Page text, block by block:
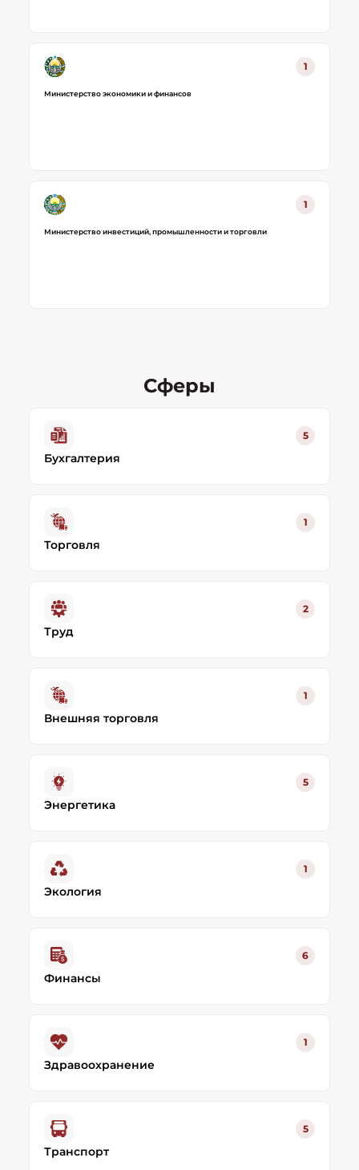
1
Министерство экономики и финансов
1
Министерство инвестиций, промышленности и торговли
Сферы
5
Бухгалтерия
1
Торговля
2
Труд
1
Внешняя торговля
5
Энергетика
1
Экология
6
Финансы
1
Здравоохранение
5
Транспорт